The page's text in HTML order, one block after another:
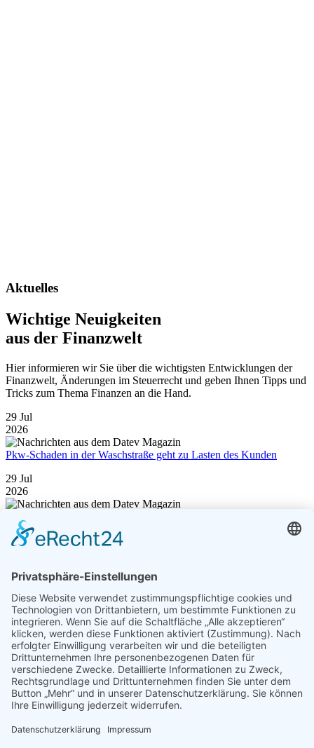
Aktuelles
Wichtige Neuigkeiten
aus der Finanzwelt
Hier informieren wir Sie über die wichtigsten Entwicklungen der
Finanzwelt, Änderungen im Steuerrecht und geben Ihnen Tipps und
Tricks zum Thema Finanzen an die Hand.
29 Jul
2026
Pkw-Schaden in der Waschstraße geht zu Lasten des Kunden
29 Jul
2026
dennoch in Regress nehmen
04342 / 714 - 0 E-MailAnfahrt
Hufenweg 15
24211 Preetz
Telefon: (0 43 42) 714 - 0
Telefax: (0 43 42) 37 49
info@voigt-steuerberatung.de
Unsere
Öffnungszeiten